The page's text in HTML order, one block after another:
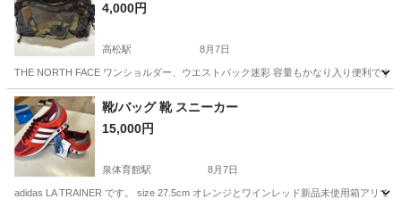
4,000円
高松駅 8月7日
THE NORTH FACE ワンショルダー、ウエストバック迷彩 容量もかなり入り便利です
東京 立川市 高松駅 バッグ ワンショルダー
靴/バッグ 靴 スニーカー
15,000円
泉体育館駅 8月7日
adidas LA TRAINER です。 size 27.5cm オレンジとワインレッド新品未使用箱アリ